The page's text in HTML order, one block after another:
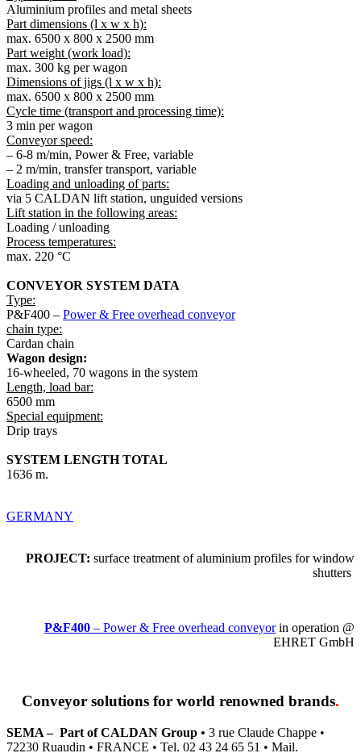
Aluminium profiles and metal sheets
Part dimensions (l x w x h):
max. 6500 x 800 x 2500 mm
Part weight (work load):
max. 300 kg per wagon
Dimensions of jigs (l x w x h):
max. 6500 x 800 x 2500 mm
Cycle time (transport and processing time):
3 min per wagon
Conveyor speed:
– 6-8 m/min, Power & Free, variable
– 2 m/min, transfer transport, variable
Loading and unloading of parts:
via 5 CALDAN lift station, unguided versions
Lift station in the following areas:
Loading / unloading
Process temperatures:
max. 220 °C
CONVEYOR SYSTEM DATA
Type:
P&F400 – Power & Free overhead conveyor
chain type:
Cardan chain
Wagon design:
16-wheeled, 70 wagons in the system
Length, load bar:
6500 mm
Special equipment:
Drip trays
SYSTEM LENGTH TOTAL
1636 m.
GERMANY
PROJECT: surface treatment of aluminium profiles for window
shutters
P&F400 – Power & Free overhead conveyorin operation @
EHRET GmbH
Conveyor solutions for world renowned brands.
SEMA – Part of CALDAN Group • 3 rue Claude Chappe •
72230 Ruaudin • FRANCE • Tel. 02 43 24 65 51 • Mail.